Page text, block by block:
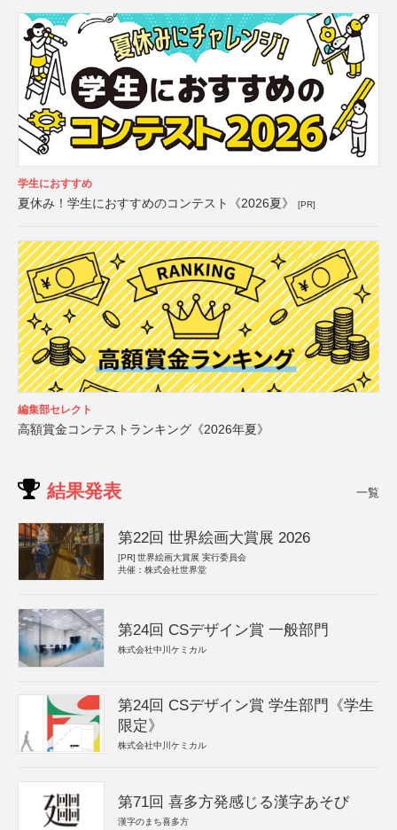
学生におすすめ
夏休み！学生におすすめのコンテスト《2026夏》 [PR]
編集部セレクト
高額賞金コンテストランキング《2026年夏》
結果発表 一覧
第22回 世界絵画大賞展 2026
[PR] 世界絵画大賞展 実行委員会
共催：株式会社世界堂
第24回 CSデザイン賞 一般部門
株式会社中川ケミカル
第24回 CSデザイン賞 学生部門《学生
限定》
株式会社中川ケミカル
第71回 喜多方発感じる漢字あそび
漢字のまち喜多方